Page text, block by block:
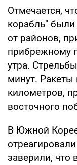
Отмечается,
корабль"
от районов,
прибрежному
утра.
минут. Ракеты
километров,
восточного
В Южной
заверили, что